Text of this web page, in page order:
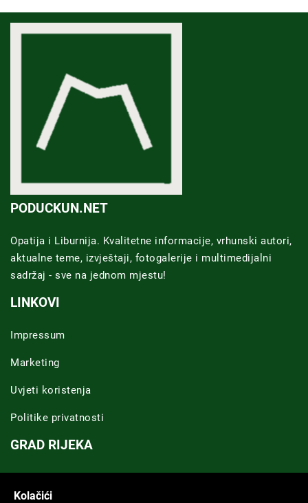
PODUCKUN.NET
Opatija i Liburnija. Kvalitetne informacije, vrhunski autori,
aktualne teme, izvještaji, fotogalerije i multimedijalni
sadržaj - sve na jednom mjestu!
LINKOVI
Impressum
Marketing
Uvjeti koristenja
Politike privatnosti
GRAD RIJEKA
Kolačići